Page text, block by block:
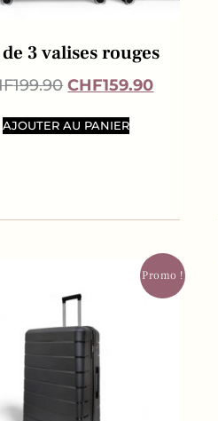
de 3 valises rouges
199.90 CHF159.90
AJOUTER AU PANIER
Promo !